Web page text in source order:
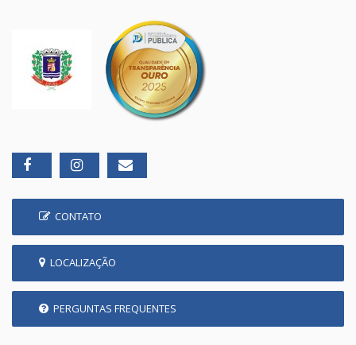
CONTATO
LOCALIZAÇÃO
PERGUNTAS FREQUENTES